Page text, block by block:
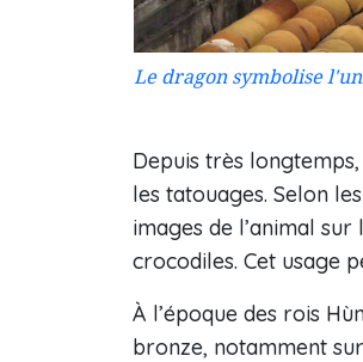
Le dragon symbolise
Depuis très
les tatouages. Selon
images de l’animal
crocodiles. Cet usage
À l’époque des rois
bronze, notamment